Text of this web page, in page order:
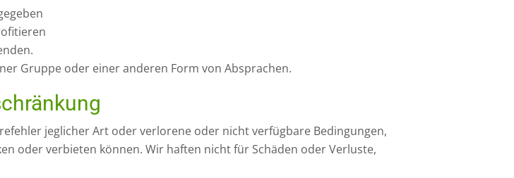
Gruppe oder einer anderen Form von Absprachen.
jeglicher Art oder verlorene oder nicht verfügbare Bedingungen,
oder verbieten können. Wir haften nicht für Schäden oder Verluste,